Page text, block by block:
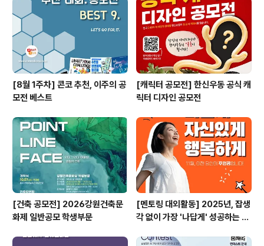
[8월 1주차] 콘코 추천, 이주의 공
모전 베스트
[캐릭터 공모전] 한신우동 공식 캐
릭터 디자인 공모전
[건축 공모전] 2026강원건축문
화제 일반공모 학생부문
[멘토링 대외활동] 2025년, 잡생
각 없이 가장 '나답게' 성공하는 법